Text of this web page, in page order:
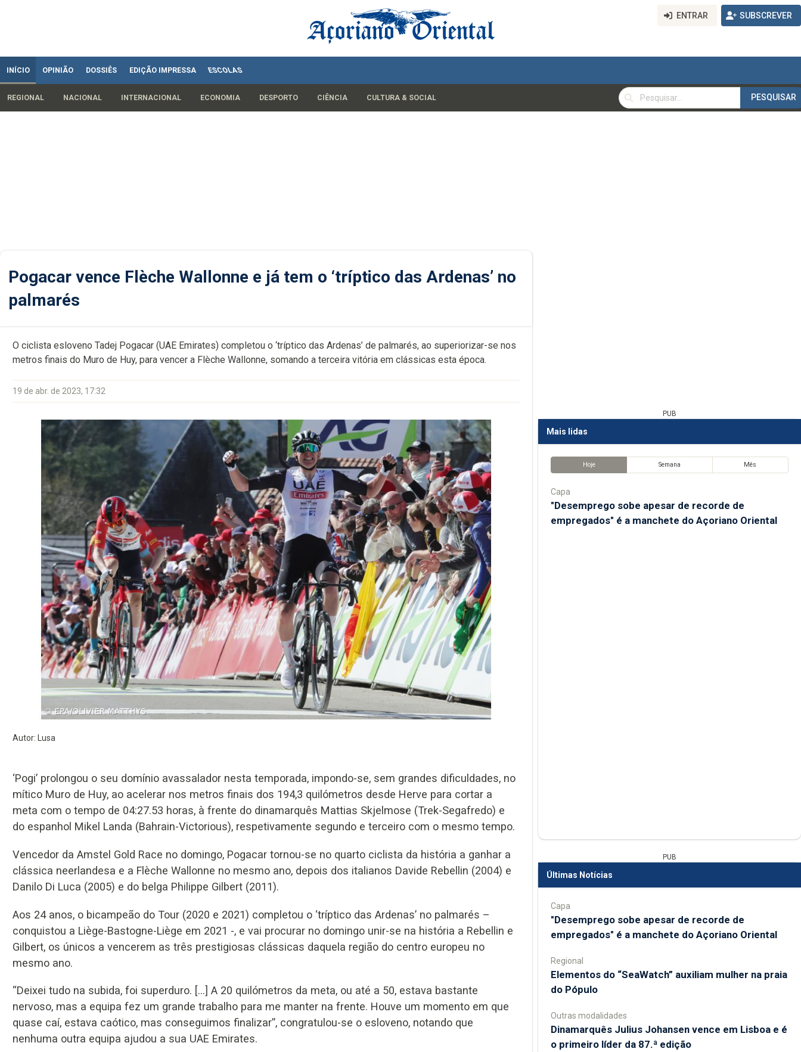
ENTRAR SUBSCREVER
INÍCIO OPINIÃO DOSSIÊS EDIÇÃO IMPRESSA ESCOLAS
REGIONAL NACIONAL INTERNACIONAL ECONOMIA DESPORTO CIÊNCIA CULTURA & SOCIAL
PESQUISAR
PESQUISAR
Pogacar vence Flèche Wallonne e já tem o ‘tríptico das Ardenas’ no
palmarés
O ciclista esloveno Tadej Pogacar (UAE Emirates) completou o ‘tríptico das Ardenas’ de palmarés, ao superiorizar-se nos
metros finais do Muro de Huy, para vencer a Flèche Wallonne, somando a terceira vitória em clássicas esta época.
19 de abr. de 2023, 17:32
Autor: Lusa
‘Pogi’ prolongou o seu domínio avassalador nesta temporada, impondo-se, sem grandes dificuldades, no
mítico Muro de Huy, ao acelerar nos metros finais dos 194,3 quilómetros desde Herve para cortar a
meta com o tempo de 04:27.53 horas, à frente do dinamarquês Mattias Skjelmose (Trek-Segafredo) e
do espanhol Mikel Landa (Bahrain-Victorious), respetivamente segundo e terceiro com o mesmo tempo.
Vencedor da Amstel Gold Race no domingo, Pogacar tornou-se no quarto ciclista da história a ganhar a
clássica neerlandesa e a Flèche Wallonne no mesmo ano, depois dos italianos Davide Rebellin (2004) e
Danilo Di Luca (2005) e do belga Philippe Gilbert (2011).
Aos 24 anos, o bicampeão do Tour (2020 e 2021) completou o ‘tríptico das Ardenas’ no palmarés –
conquistou a Liège-Bastogne-Liège em 2021 -, e vai procurar no domingo unir-se na história a Rebellin e
Gilbert, os únicos a vencerem as três prestigiosas clássicas daquela região do centro europeu no
mesmo ano.
“Deixei tudo na subida, foi superduro. […] A 20 quilómetros da meta, ou até a 50, estava bastante
nervoso, mas a equipa fez um grande trabalho para me manter na frente. Houve um momento em que
quase caí, estava caótico, mas conseguimos finalizar”, congratulou-se o esloveno, notando que
nenhuma outra equipa ajudou a sua UAE Emirates.
PUB
Mais lidas
Hoje Semana Mês
Capa
"Desemprego sobe apesar de recorde de
empregados" é a manchete do Açoriano Oriental
PUB
Últimas Notícias
Capa
"Desemprego sobe apesar de recorde de
empregados" é a manchete do Açoriano Oriental
Regional
​Elementos do “SeaWatch” auxiliam mulher na praia
do Pópulo
Outras modalidades
Dinamarquês Julius Johansen vence em Lisboa e é
o primeiro líder da 87.ª edição